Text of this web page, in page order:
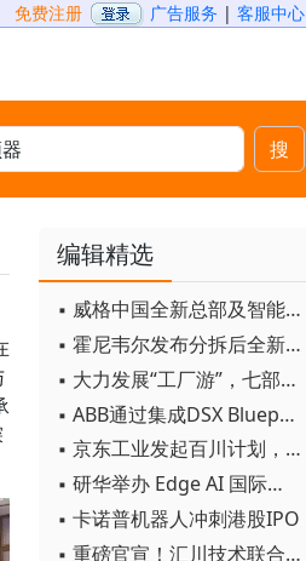
免费注册 广告服务 | 客服中心
搜
编辑精选
▪ 威格中国全新总部及智能工厂启用
▪ 霍尼韦尔发布分拆后全新品牌：霍尼韦尔科技与霍尼韦尔航空航天
▪ 大力发展“工厂游”，七部门联合发文！
▪ ABB通过集成DSX Blueprint AI基础设施，扩大与英伟达的合作
▪ 京东工业发起百川计划， 构建工业大模型新生态
▪ 研华举办 Edge AI 国际论坛
▪ 卡诺普机器人冲刺港股IPO
▪ 重磅官宣！汇川技术联合发起 D12 联盟，开创产教融合新范式